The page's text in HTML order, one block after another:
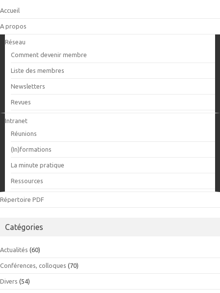
Accueil
A propos
Réseau
Comment devenir membre
Liste des membres
Newsletters
Revues
Intranet
Réunions
(In)formations
La minute pratique
Ressources
Répertoire PDF
Catégories
Actualités (60)
Conférences, colloques (70)
Divers (54)